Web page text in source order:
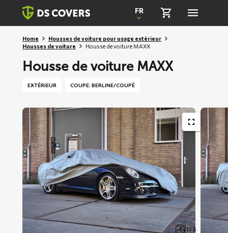
Skiplinks
FR
Home
Housses de voiture pour usage extérieur
Housses de voiture
Housse de voiture MAXX
Housse de voiture MAXX
EXTÉRIEUR COUPE: BERLINE/COUPÉ
1 / 5